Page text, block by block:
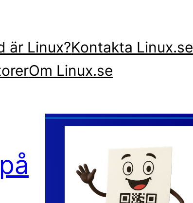
är Linux?Kontakta Linux.se
Om Linux.se